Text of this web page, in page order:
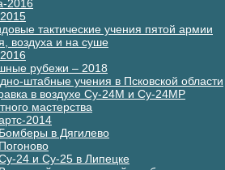
2016
тактические учения пятой армии
воздуха и на суше
рубежи – 2018
штабные учения в Псковской области
в воздухе Су-24М и Су-24МР
мастерства
2014
Бомберы в Дягилево
Погоново
24 и Су-25 в Липецке